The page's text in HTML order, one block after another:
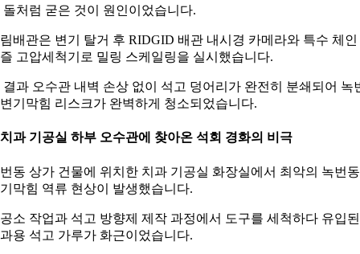
돌처럼 굳은 것이 원인이었습니다.
배관은 변기 탈거 후 RIDGID 배관 내시경 카메라와 특수 체인
고압세척기로 밀링 스케일링을 실시했습니다.
결과 오수관 내벽 손상 없이 석고 덩어리가 완전히 분쇄되어 녹
기막힘 리스크가 완벽하게 청소되었습니다.
과 기공실 하부 오수관에 찾아온 석회 경화의 비극
동 상가 건물에 위치한 치과 기공실 화장실에서 최악의 녹번동
막힘 역류 현상이 발생했습니다.
소 작업과 석고 방향제 제작 과정에서 도구를 세척하다 유입된
용 석고 가루가 화근이었습니다.